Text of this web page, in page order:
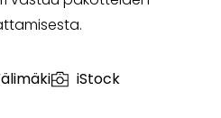
iStock